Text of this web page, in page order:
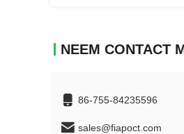
86-755-84235596
sales@fiapoct.com